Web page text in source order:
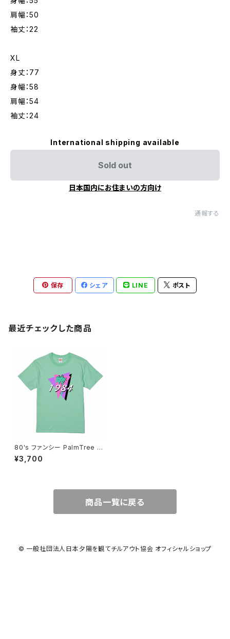
肩幅：50
袖丈：22
XL
身丈：77
身幅：58
肩幅：54
袖丈：24
International shipping available
Sold out
日本国内にお住まいの方向け
通報する
保存 シェア LINE ポスト
最近チェックした商品
80's ファンシー PalmTree T
シャツ melon green
¥3,700
商品一覧に戻る
© 一般社団法人日本夕陽を観てチルアウト協会 オフィシャルショップ